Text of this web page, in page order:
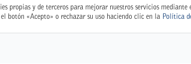
propias y de terceros para mejorar nuestros servicios
botón «Acepto» o rechazar su uso haciendo clic en la Política